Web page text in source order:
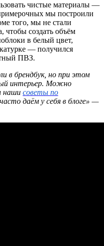
чистые материалы —
мы построили
того, мы не стали
чтобы создать объём
в белый цвет,
— получился
ПВЗ.
в брендбук, но при этом
интерьер. Можно
наши советы по
даём у себя в блоге» —